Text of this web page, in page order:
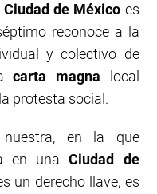
Ciudad de México es
reconoce a la
y colectivo de
carta magna local
protesta social.
en la que
en unaCiudad de
un derecho llave, es